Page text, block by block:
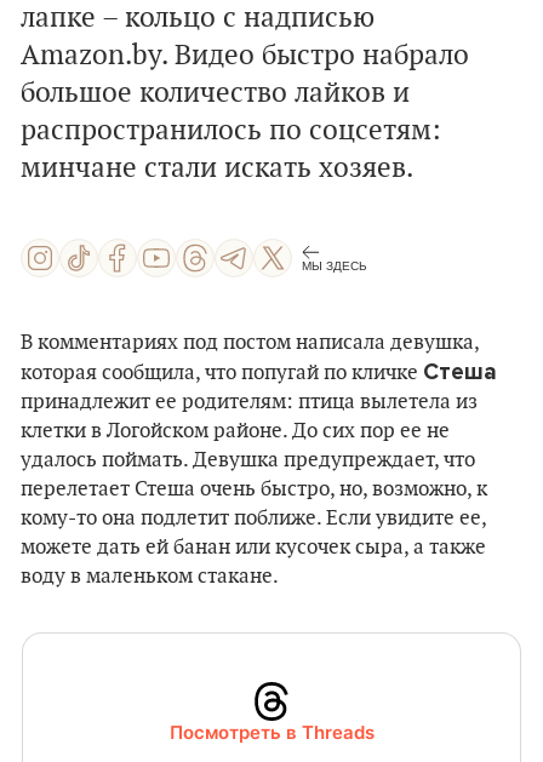
лапке – кольцо с надписью
Amazon.by. Видео быстро набрало
большое количество лайков и
распространилось по соцсетям:
минчане стали искать хозяев.
МЫ ЗДЕСЬ
В комментариях под постом написала девушка,
которая сообщила, что попугай по кличке Стеша
принадлежит ее родителям: птица вылетела из
клетки в Логойском районе. До сих пор ее не
удалось поймать. Девушка предупреждает, что
перелетает Стеша очень быстро, но, возможно, к
кому-то она подлетит поближе. Если увидите ее,
можете дать ей банан или кусочек сыра, а также
воду в маленьком стакане.
Посмотреть в Threads